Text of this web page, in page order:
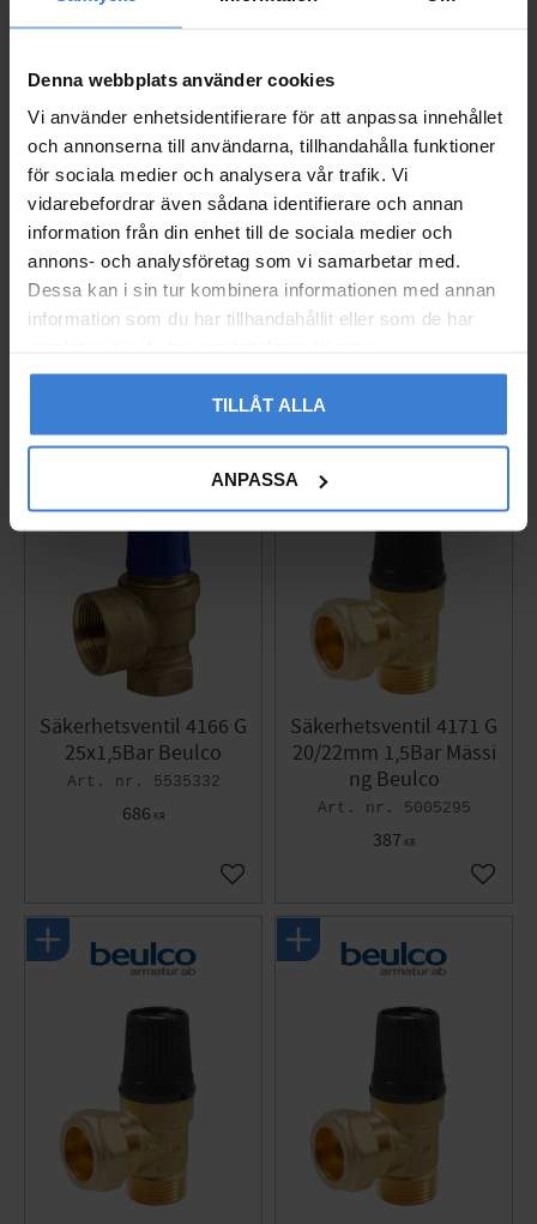
Denna webbplats använder cookies
Vi använder enhetsidentifierare för att anpassa innehållet
och annonserna till användarna, tillhandahålla funktioner
för sociala medier och analysera vår trafik. Vi
vidarebefordrar även sådana identifierare och annan
information från din enhet till de sociala medier och
annons- och analysföretag som vi samarbetar med.
Dessa kan i sin tur kombinera informationen med annan
information som du har tillhandahållit eller som de har
TILLÅT ALLA
ANPASSA
Säkerhetsventil 4166 G
25/32mm 2,5Bar Mässi
ng Beulco
5535338
674
Lägg till i favoriter
Säkerhetsventil 4166 G
25/32mm 3,0Bar Mässi
ng Beulco
5535339
702
Lägg
Säkerhetsventil 4166 G
25x1,5Bar Beulco
5535332
686 KR
Lägg till i favoriter
Säkerhetsventil 4171 G
20/22mm 1,5Bar Mässi
ng Beulco
5005295
387 KR
Lägg